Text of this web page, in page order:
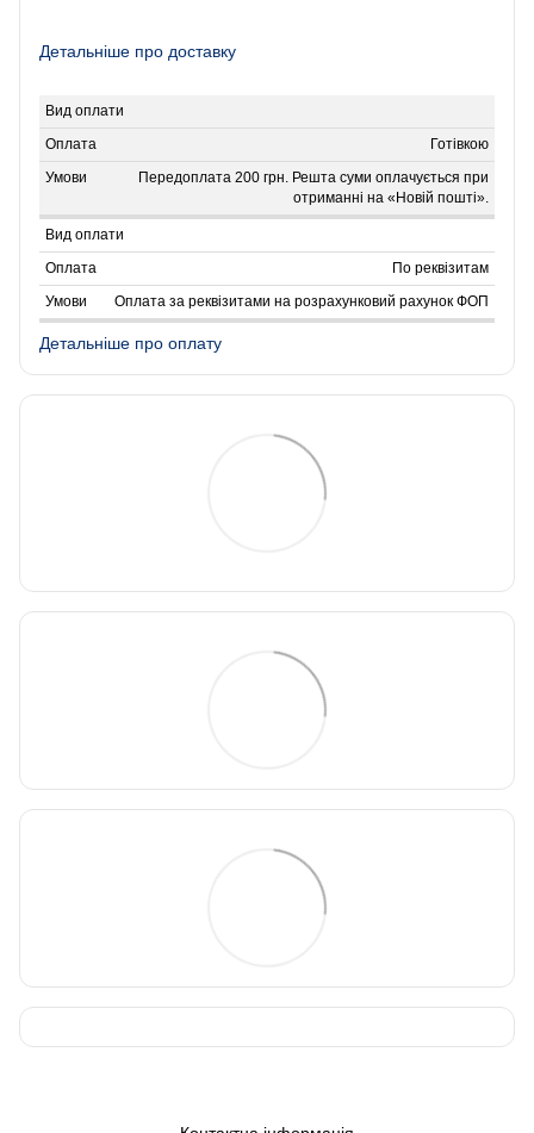
Детальніше про доставку
Готівкою
Передоплата 200 грн. Решта суми оплачується при
отриманні на «Новій пошті».
По реквізитам
Оплата за реквізитами на розрахунковий рахунок ФОП
Детальніше про оплату